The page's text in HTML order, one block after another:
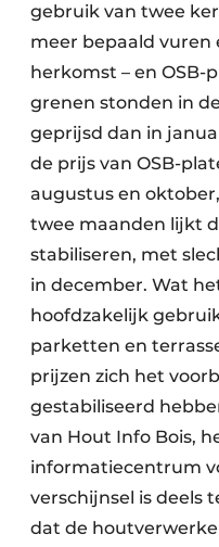
gebruik van twee
meer bepaald vuren
herkomst – en OSB-
grenen stonden in
geprijsd dan in
de prijs van OSB-
augustus en
twee maanden lijkt
stabiliseren, met
in december. Wat
hoofdzakelijk
parketten en
prijzen zich het
gestabiliseerd
van Hout Info Bois,
informatiecentrum
verschijnsel is deels
dat de